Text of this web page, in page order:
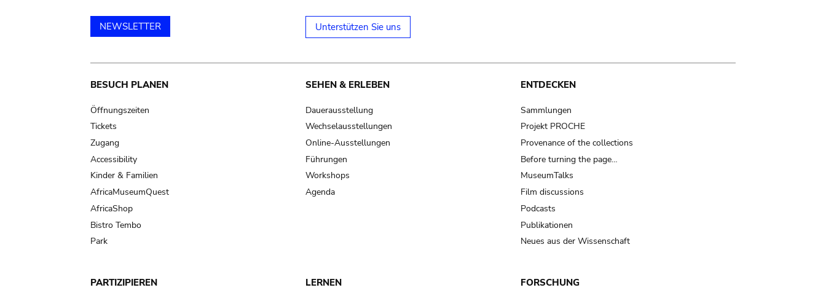
NEWSLETTER Unterstützen Sie uns
Main
navigation
BESUCH PLANEN
Öffnungszeiten
Tickets
Zugang
Accessibility
Kinder & Familien
AfricaMuseumQuest
AfricaShop
Bistro Tembo
Park
SEHEN & ERLEBEN
Dauerausstellung
Wechselausstellungen
Online-Ausstellungen
Führungen
Workshops
Agenda
ENTDECKEN
Sammlungen
Projekt PROCHE
Provenance of the collections
Before turning the page…
MuseumTalks
Film discussions
Podcasts
Publikationen
Neues aus der Wissenschaft
PARTIZIPIEREN LERNEN FORSCHUNG